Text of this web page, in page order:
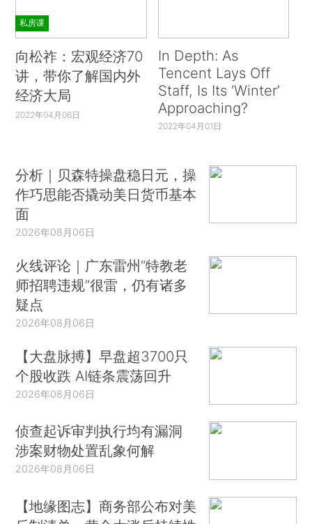
私房课
向松祚：宏观经济70
讲，带你了解国内外
经济大局
2022年04月06日
In Depth: As
Tencent Lays Off
Staff, Is Its ‘Winter’
Approaching?
2022年04月01日
分析｜贝森特操盘稳日元，操
作巧思能否撬动美日货币基本
面
2026年08月06日
火线评论｜广东雷州“特教老
师招聘违规”很雷，仍有诸多
疑点
2026年08月06日
【大盘脉搏】早盘超3700只
个股收跌 AI链条震荡回升
2026年08月06日
侦查起诉审判执行均有漏洞
涉案财物处置乱象何解
2026年08月06日
【地缘图志】商务部公布对美